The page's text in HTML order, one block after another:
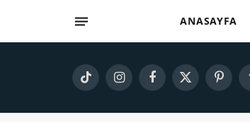
ANASAYFA
TikTok InstagramFacebook
X